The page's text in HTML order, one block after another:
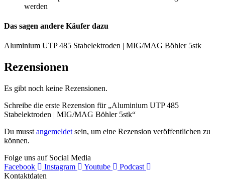
werden
Das sagen andere Käufer dazu
Aluminium UTP 485 Stabelektroden | MIG/MAG Böhler 5stk
Rezensionen
Es gibt noch keine Rezensionen.
Schreibe die erste Rezension für „Aluminium UTP 485
Stabelektroden | MIG/MAG Böhler 5stk“
Du musst angemeldet sein, um eine Rezension veröffentlichen zu
können.
Folge uns auf Social Media
Facebook
Instagram Youtube
Podcast
Kontaktdaten